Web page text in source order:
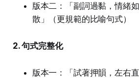
版本二：「副詞過黏，情緒
散」（更規範的比喻句式）
2. 句式完整化
版本一：「試著押韻，左右